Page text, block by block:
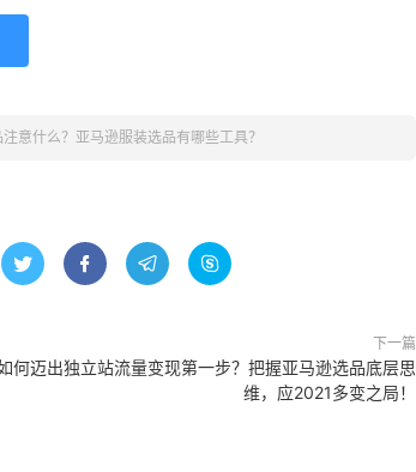
意什么？亚马逊服装选品有哪些工具？
   
下一篇
何迈出独立站流量变现第一步？把握亚马逊选品底层思
维，应2021多变之局！